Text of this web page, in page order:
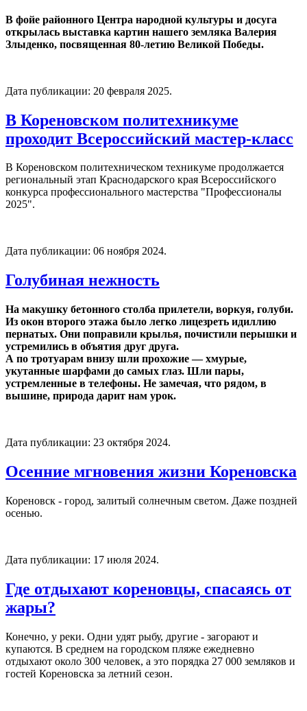
В фойе районного Центра народной культуры и досуга
открылась выставка картин нашего земляка Валерия
Злыденко, посвященная 80-летию Великой Победы.
Дата публикации: 20 февраля 2025.
В Кореновском политехникуме
проходит Всероссийский мастер-класс
В Кореновском политехническом техникуме продолжается
региональный этап Краснодарского края Всероссийского
конкурса профессионального мастерства "Профессионалы
2025".
Дата публикации: 06 ноября 2024.
Голубиная нежность
На макушку бетонного столба прилетели, воркуя, голуби.
Из окон второго этажа было легко лицезреть идиллию
пернатых. Они поправили крылья, почистили перышки и
устремились в объятия друг друга.
А по тротуарам внизу шли прохожие — хмурые,
укутанные шарфами до самых глаз. Шли пары,
устремленные в телефоны. Не замечая, что рядом, в
вышине, природа дарит нам урок.
Дата публикации: 23 октября 2024.
Осенние мгновения жизни Кореновска
Кореновск - город, залитый солнечным светом. Даже поздней
осенью.
Дата публикации: 17 июля 2024.
Где отдыхают кореновцы, спасаясь от
жары?
Конечно, у реки. Одни удят рыбу, другие - загорают и
купаются. В среднем на городском пляже ежедневно
отдыхают около 300 человек, а это порядка 27 000 земляков и
гостей Кореновска за летний сезон.